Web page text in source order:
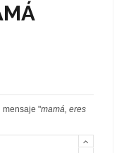
mensaje "mamá, eres